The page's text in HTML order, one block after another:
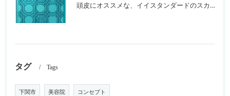
頭皮にオススメな、イイスタンダードのスカルプ系シャンプー＆トリートメントです！
タグ Tags
下関市 美容院 コンセプト